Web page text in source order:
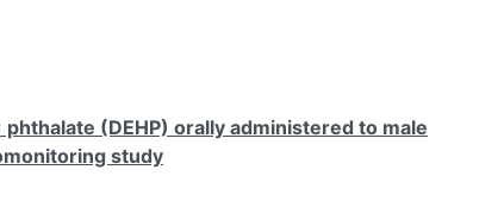
(DEHP) orally administered to male
study